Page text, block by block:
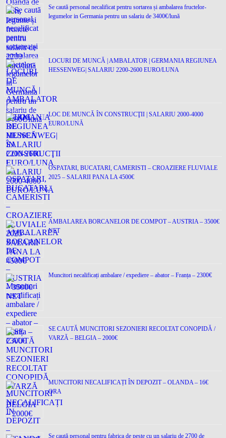
Se caută personal necalificat pentru sortarea și ambalarea fructelor-
legumelor in Germania pentru un salariu de 3400€/lună
LOCURI DE MUNCĂ | AMBALATOR | GERMANIA REGIUNEA
HESSENWEG| SALARIU 2200-2600 EURO/LUNA
LOC DE MUNCĂ ÎN CONSTRUCŢII | SALARIU 2000-4000
EURO/LUNĂ
OSPATARI, BUCATARI, CAMERISTI – CROAZIERE FLUVIALE
2025 – SALARII PANA LA 4500€
AMBALAREA BORCANELOR DE COMPOT – AUSTRIA – 3500€
NET
Muncitori necalificați ambalare / expediere – abator – Franța – 2300€
SE CAUTĂ MUNCITORI SEZONIERI RECOLTAT CONOPIDĂ /
VARZĂ – BELGIA – 2000€
MUNCITORI NECALIFICAȚI ÎN DEPOZIT – OLANDA – 16€
ORA
Se caută personal pentru fabrica de pește cu un salariu de 2700 de